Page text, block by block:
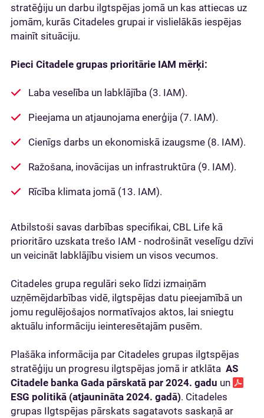
stratēģiju un darbu ilgtspējas jomā un kas attiecas uz
jomām, kurās Citadeles grupai ir vislielākās iespējas
mainīt situāciju.
Pieci Citadele grupas prioritārie IAM mērķi:
Laba veselība un labklājība (3. IAM).
Pieejama un atjaunojama enerģija (7. IAM).
Cienīgs darbs un ekonomiskā izaugsme (8. IAM).
Ražošana, inovācijas un infrastruktūra (9. IAM).
Rīcība klimata jomā (13. IAM).
Atbilstoši savas darbības specifikai, CBL Life kā
prioritāro uzskata trešo IAM - nodrošināt veselīgu dzīvi
un veicināt labklājību visiem un visos vecumos.
Citadeles grupa regulāri seko līdzi izmaiņām
uzņēmējdarbības vidē, ilgtspējas datu pieejamībā un
jomu regulējošajos normatīvajos aktos, lai sniegtu
aktuālu informāciju ieinteresētajām pusēm.
Plašāka informācija par Citadeles grupas ilgtspējas
stratēģiju un progresu ilgtspējas jomā ir atklāta AS
Citadele banka Gada pārskatā par 2024. gadu un
ESG politikā (atjaunināta 2024. gadā). Citadeles
grupas Ilgtspējas pārskats sagatavots saskaņā ar